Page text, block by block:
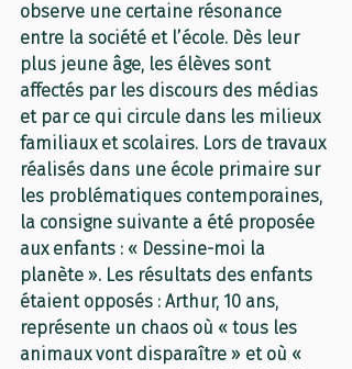
observe une certaine résonance
entre la société et l’école. Dès leur
plus jeune âge, les élèves sont
affectés par les discours des médias
et par ce qui circule dans les milieux
familiaux et scolaires. Lors de travaux
réalisés dans une école primaire sur
les problématiques contemporaines,
la consigne suivante a été proposée
aux enfants : « Dessine-moi la
planète ». Les résultats des enfants
étaient opposés : Arthur, 10 ans,
représente un chaos où « tous les
animaux vont disparaître » et où «